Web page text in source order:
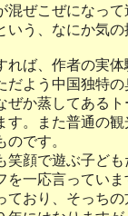
混ぜこぜになっ
いう、なにか気
ば、作者の実
よう中国独特
ぜか蒸してある
す。また普通の
です。
顔で遊ぶ子ど
を一応言ってい
ており、そっち